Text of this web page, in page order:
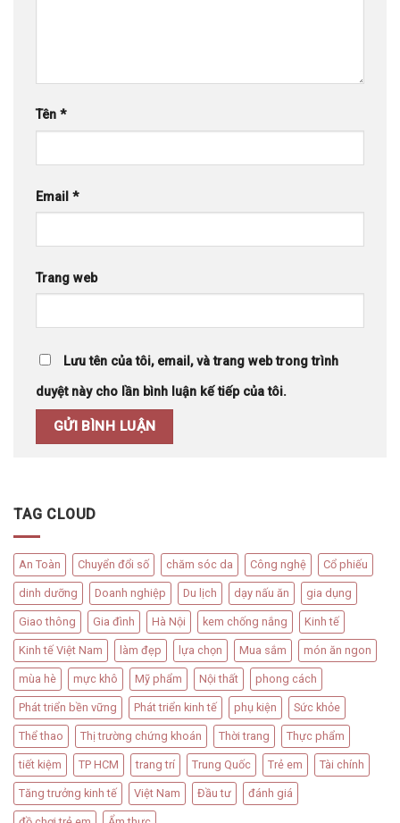
Tên *
Email *
Trang web
Lưu tên của tôi, email, và trang web trong trình
duyệt này cho lần bình luận kế tiếp của tôi.
TAG CLOUD
An Toàn Chuyển đổi số chăm sóc da Công nghệ Cổ phiếu
dinh dưỡng Doanh nghiệp Du lịch dạy nấu ăn gia dụng
Giao thông Gia đình Hà Nội kem chống nắng Kinh tế
Kinh tế Việt Nam làm đẹp lựa chọn Mua sắm món ăn ngon
mùa hè mực khô Mỹ phẩm Nội thất phong cách
Phát triển bền vững Phát triển kinh tế phụ kiện Sức khỏe
Thể thao Thị trường chứng khoán Thời trang Thực phẩm
tiết kiệm TP HCM trang trí Trung Quốc Trẻ em Tài chính
Tăng trưởng kinh tế Việt Nam Đầu tư đánh giá